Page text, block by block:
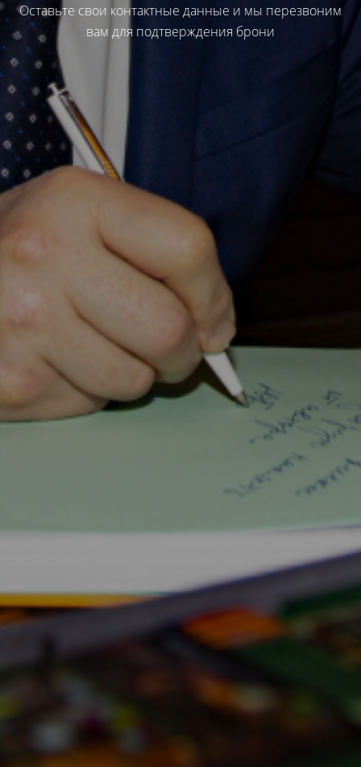
Оставьте свои контактные данные и мы перезвоним
вам для подтверждения брони